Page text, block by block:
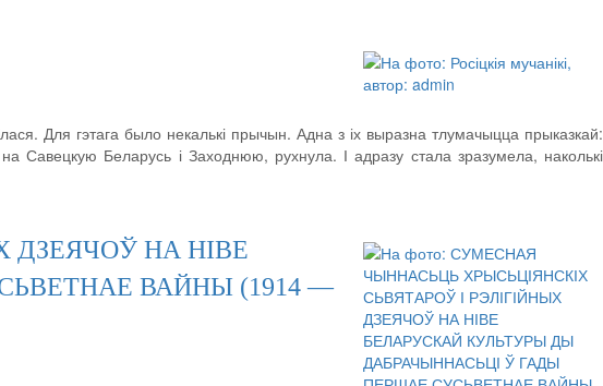
Для гэтага было некалькі прычын. Адна з іх выразна тлумачыцца прыказкай:
Беларусь і Заходнюю, рухнула. І адразу стала зразумела, наколькі
ДЗЕЯЧОЎ НА НІВЕ
ВАЙНЫ (1914 —